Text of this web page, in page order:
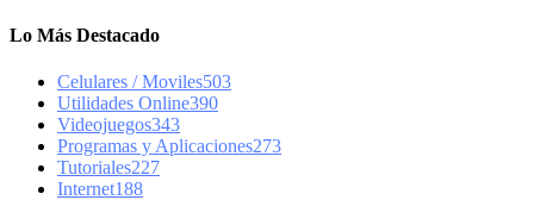
Lo Más Destacado
Celulares / Moviles503
Utilidades Online390
Videojuegos343
Programas y Aplicaciones273
Tutoriales227
Internet188